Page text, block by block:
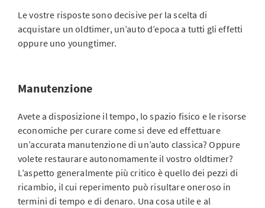
Le vostre risposte sono decisive per la scelta di
acquistare un oldtimer, un’auto d’epoca a tutti gli effetti
oppure uno youngtimer.
Manutenzione
Avete a disposizione il tempo, lo spazio fisico e le risorse
economiche per curare come si deve ed effettuare
un’accurata manutenzione di un’auto classica? Oppure
volete restaurare autonomamente il vostro oldtimer?
L’aspetto generalmente più critico è quello dei pezzi di
ricambio, il cui reperimento può risultare oneroso in
termini di tempo e di denaro. Una cosa utile e al